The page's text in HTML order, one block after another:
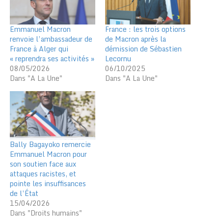
Emmanuel Macron
renvoie l’ambassadeur de
France à Alger qui
« reprendra ses activités »
08/05/2026
Dans "A La Une"
France : les trois options
de Macron après la
démission de Sébastien
Lecornu
06/10/2025
Dans "A La Une"
Bally Bagayoko remercie
Emmanuel Macron pour
son soutien face aux
attaques racistes, et
pointe les insuffisances
de l’État
15/04/2026
Dans "Droits humains"